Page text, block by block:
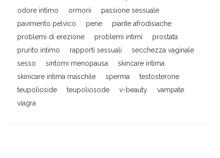
odore intimo
ormoni
passione sessuale
pavimento pelvico
pene
piante afrodisiache
problemi di erezione
problemi intimi
prostata
prurito intimo
rapporti sessuali
secchezza vaginale
sesso
sintomi menopausa
skincare intima
skinicare intima maschile
sperma
testosterone
teupolioside
teupoliosode v-beauty
vampate
viagra